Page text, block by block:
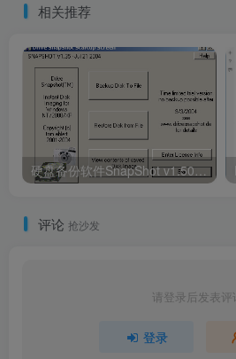
相关推荐
硬盘备份软件SnapShot v1.50.0.1332 中文版
评论 抢沙发
请登录后发表评
登录